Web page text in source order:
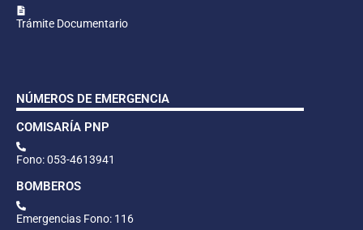
Trámite Documentario
NÚMEROS DE EMERGENCIA
COMISARÍA PNP
Fono: 053-4613941
BOMBEROS
Emergencias Fono: 116